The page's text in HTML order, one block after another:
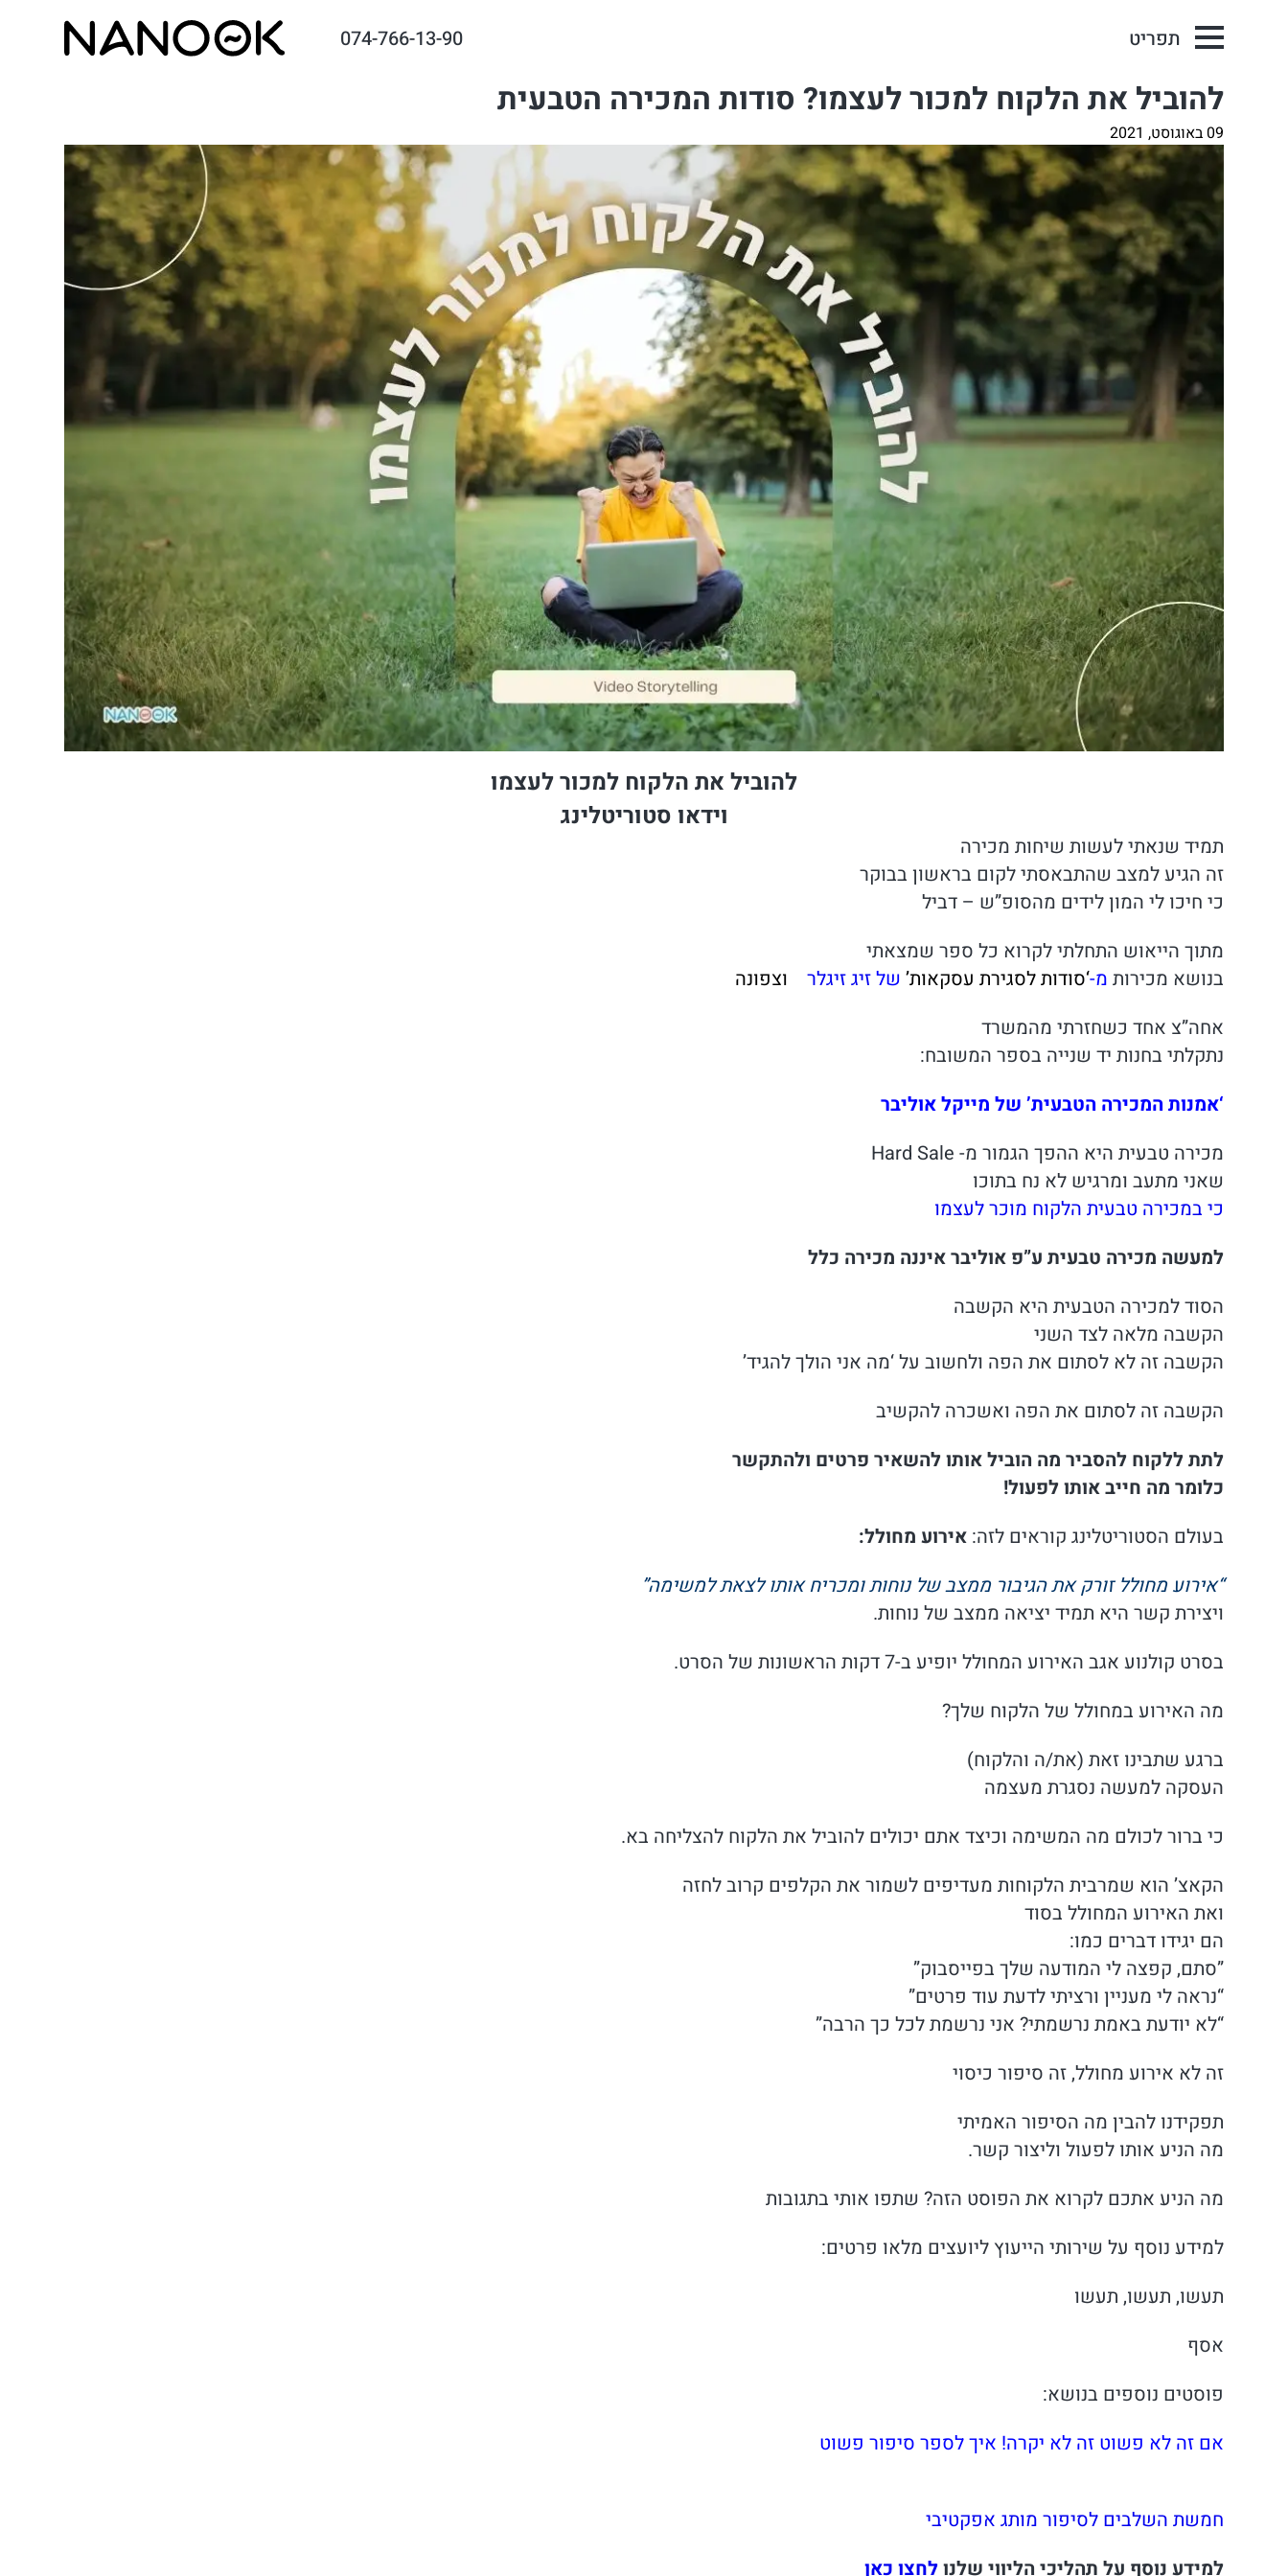
תפריט 074-766-13-90
להוביל את הלקוח למכור לעצמו? סודות המכירה הטבעית
09 באוגוסט, 2021
להוביל את הלקוח למכור לעצמו
וידאו סטוריטלינג
תמיד שנאתי לעשות שיחות מכירה
זה הגיע למצב שהתבאסתי לקום בראשון בבוקר
כי חיכו לי המון לידים מהסופ”ש – דביל
מתוך הייאוש התחלתי לקרוא כל ספר שמצאתי
בנושא מכירות מ-‘סודות לסגירת עסקאות’ שלזיג זיגלר
וצפונה
אחה”צ אחד כשחזרתי מהמשרד
נתקלתי בחנות יד שנייה בספר המשובח:
‘אמנות המכירה הטבעית’ של מייקל אוליבר
מכירה טבעית היא ההפך הגמור מ- Hard Sale
שאני מתעב ומרגיש לא נח בתוכו
כי במכירה טבעית הלקוח מוכר לעצמו
למעשה מכירה טבעית ע”פ אוליבר איננה מכירה כלל
הסוד למכירה הטבעית היא הקשבה
הקשבה מלאה לצד השני
הקשבה זה לא לסתום את הפה ולחשוב על ‘מה אני הולך להגיד’
הקשבה זה לסתום את הפה ואשכרה להקשיב
לתת ללקוח להסביר מה הוביל אותו להשאיר פרטים ולהתקשר
כלומר מה חייב אותו לפעול!
בעולם הסטוריטלינג קוראים לזה:אירוע מחולל:
“אירוע מחולל זורק את הגיבור ממצב של נוחות ומכריח אותו לצאת למשימה”
ויצירת קשר היא תמיד יציאה ממצב של נוחות.
בסרט קולנוע אגב האירוע המחולל יופיע ב-7 דקות הראשונות של הסרט.
מה האירוע במחולל של הלקוח שלך?
ברגע שתבינו זאת (את/ה והלקוח)
העסקה למעשה נסגרת מעצמה
כי ברור לכולם מה המשימה וכיצד אתם יכולים להוביל את הלקוח להצליחה בא.
הקאצ’ הוא שמרבית הלקוחות מעדיפים לשמור את הקלפים קרוב לחזה
ואת האירוע המחולל בסוד
הם יגידו דברים כמו:
”סתם, קפצה לי המודעה שלך בפייסבוק”
“נראה לי מעניין ורציתי לדעת עוד פרטים”
“לא יודעת באמת נרשמתי? אני נרשמת לכל כך הרבה”
זה לא אירוע מחולל, זה סיפור כיסוי
תפקידנו להבין מה הסיפור האמיתי
מה הניע אותו לפעול וליצור קשר.
מה הניע אתכם לקרוא את הפוסט הזה? שתפו אותי בתגובות
למידע נוסף על שירותי הייעוץ ליועצים מלאו פרטים:
תעשו, תעשו, תעשו
אסף
פוסטים נוספים בנושא:
אם זה לא פשוט זה לא יקרה! איך לספר סיפור פשוט
חמשת השלבים לסיפור מותג אפקטיבי
למידע נוסף על תהליכי הליווי שלנולחצו כאן